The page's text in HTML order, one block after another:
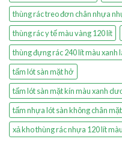
thùng rác treo đơn chân nhựa
thùng rác y tế màu vàng 120 lít
thùng đựng rác 240 lít màu xanh
tấm lót sàn mặt hở
tấm lót sàn mặt kín màu xanh
tấm nhựa lót sàn không chân
xả kho thùng rác nhựa 120 lít